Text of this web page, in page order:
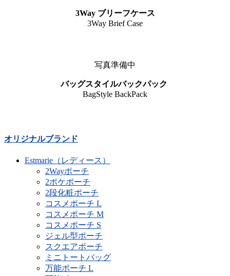
3Way ブリーフケース
3Way Brief Case
写真準備中
バッグスタイルバックパック
BagStyle BackPack
オリジナルブランド
Estmarie（レディース）
2Wayポーチ
2ポケポーチ
2段化粧ポーチ
コスメポーチ L
コスメポーチ M
コスメポーチ S
ジェル型ポーチ
スクエアポーチ
ミニトートバッグ
万能ポーチ L